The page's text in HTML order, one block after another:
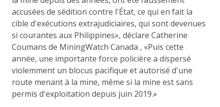
accusées de sédition contre l'État, ce qui en fait la
cible d'exécutions extrajudiciaires, qui sont devenues
si courantes aux Philippines», déclare Catherine
Coumans de MiningWatch Canada , «Puis cette
année, une importante force policière a dispersé
violemment un blocus pacifique et autorisé d'une
route menant à la mine, même si la mine est sans
permis d'exploitation depuis juin 2019.»